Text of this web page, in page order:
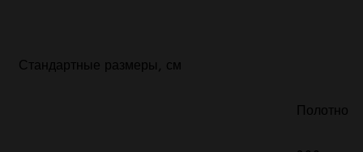
Стандартные размеры, см
Полотно